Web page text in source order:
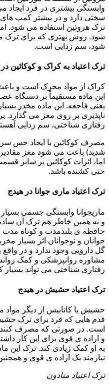
وابستگی بیشتری در فرد ایجاد
سختی دارد و در بیشتر کمپ های
ترک هروئین استفاده می شود.
شود. روش بهتری که برای ترک
شود، سم زدایی است.
ترک اعتیاد به کراک و کوکائین
کراک از مواد محرک است و
این ماده مستقیماً بر دستگاه
یعنی فاجعه. این ماده مخدر
ناپذیری بر روی مغز می گذارد.
رفتاری شناختی، سم زدایی
مصرف کوکائین با ایجاد حس
شدید) باعث می شود مغز مقادیر
اما، اثرات کوکائین بر سایر
حتی کشنده باشد.
ترک اعتیاد ماری جوانا در هیدج
ماریجوانا وابستگی جسمی بسیار
و به همین خاطر هم ترک آن
حافظه ی بلندمدت و کوتاه مدت
جوانان و نوجوانان اثر بسیار
گل دارویی وجود ندارد و در
مشاوره روانپزشکی و کمک
رفتاری شناختی می تواند
ترک اعتیاد حشیش در هیدج
حشیش یا کانابیس از دیگر مواد
قدم هایی که فرد برای ترک
است. در صورتی که مصرف
و اراده ی قوی برای این کار
به او کمک زیادی کند. ترک این
نیازمند یک اراده ی قوی و
ترک اعتیاد متادون